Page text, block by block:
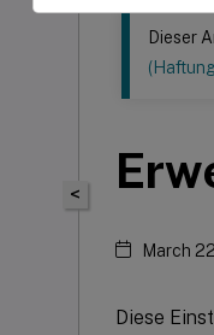
<
Dieser
March
Diese